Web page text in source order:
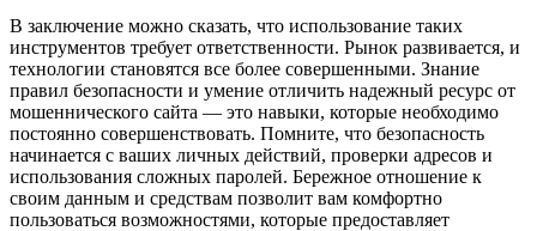
В заключение можно сказать, что использование таких
инструментов требует ответственности. Рынок развивается, и
технологии становятся все более совершенными. Знание
правил безопасности и умение отличить надежный ресурс от
мошеннического сайта — это навыки, которые необходимо
постоянно совершенствовать. Помните, что безопасность
начинается с ваших личных действий, проверки адресов и
использования сложных паролей. Бережное отношение к
своим данным и средствам позволит вам комфортно
пользоваться возможностями, которые предоставляет